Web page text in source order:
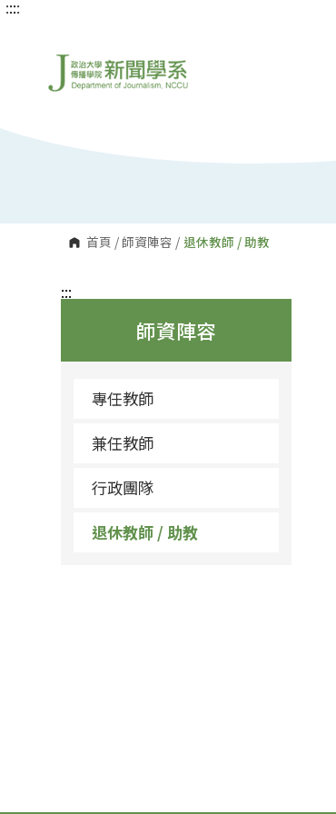
跳
:::
首頁 / 師資陣容 / 退休教師 / 助教
:::
師資陣容
專任教師
兼任教師
行政團隊
退休教師 / 助教
:::